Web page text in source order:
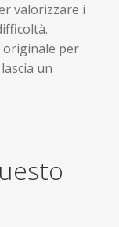
valorizzare i
originale per
un